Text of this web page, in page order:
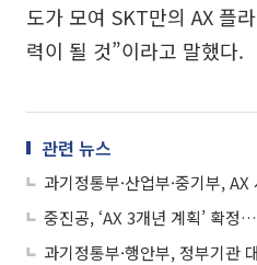
도가 모여 SKT만의 AX 플
력이 될 것”이라고 말했다.
관련 뉴스
중진공, ‘AX 3개년 계획’ 확
과기정통부·행안부, 정부기관